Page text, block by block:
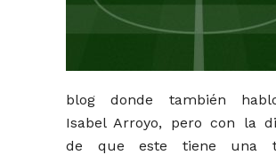
blog donde también
Isabel Arroyo, pero con la
de que este tiene una